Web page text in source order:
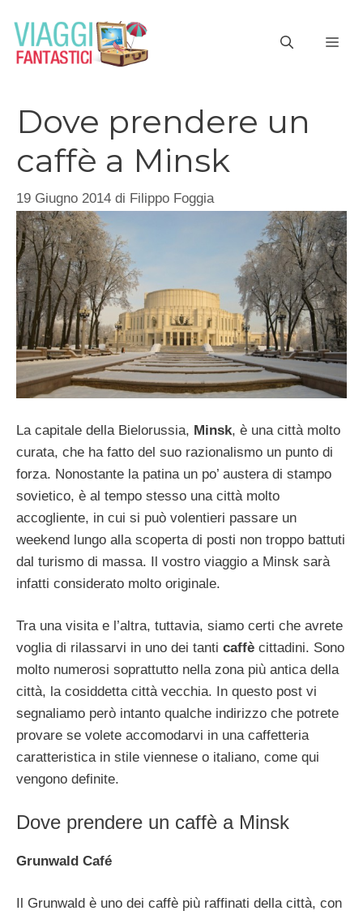
contenuto
Dove prendere un
caffè a Minsk
19 Giugno 2014 di Filippo Foggia
La capitale della Bielorussia, Minsk, è una città molto
curata, che ha fatto del suo razionalismo un punto di
forza. Nonostante la patina un po’ austera di stampo
sovietico, è al tempo stesso una città molto
accogliente, in cui si può volentieri passare un
weekend lungo alla scoperta di posti non troppo battuti
dal turismo di massa. Il vostro viaggio a Minsk sarà
infatti considerato molto originale.
Tra una visita e l’altra, tuttavia, siamo certi che avrete
voglia di rilassarvi in uno dei tanti caffè cittadini. Sono
molto numerosi soprattutto nella zona più antica della
città, la cosiddetta città vecchia. In questo post vi
segnaliamo però intanto qualche indirizzo che potrete
provare se volete accomodarvi in una caffetteria
caratteristica in stile viennese o italiano, come qui
vengono definite.
Dove prendere un caffè a Minsk
Grunwald Café
Il Grunwald è uno dei caffè più raffinati della città, con